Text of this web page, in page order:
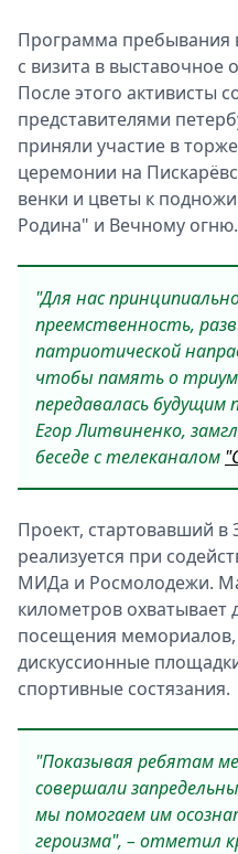
Программа пребывания
с визита в выставочное
После этого активисты
представителями
приняли участие в
церемонии на
венки и цветы к
Родина" и Вечному огню.
"Для нас
преемственность,
патриотической
чтобы память о
передавалась будущим
Егор Литвиненко,
беседе с телеканалом
Проект, стартовавший
реализуется при
МИДа и Росмолодежи.
километров
посещения
дискуссионные
спортивные состязания.
"Показывая ребятам
совершали
мы помогаем им
героизма", – отметил